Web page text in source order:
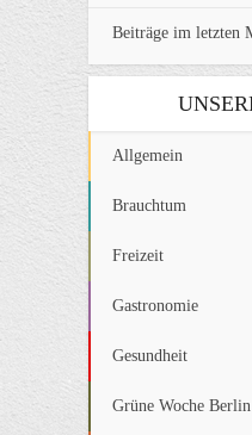
Beiträge im letzten
Allgemein
Brauchtum
Freizeit
Gastronomie
Gesundheit
Grüne Woche Berlin